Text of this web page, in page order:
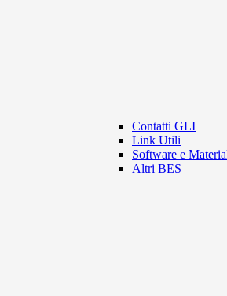
Contatti GLI
Link Utili
Software e
Altri BES